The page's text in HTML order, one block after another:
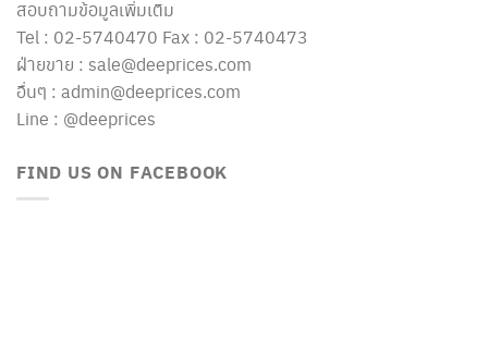
สอบถามข้อมูลเพิ่มเติม
Tel : 02-5740470 Fax : 02-5740473
ฝ่ายขาย : sale@deeprices.com
อื่นๆ : admin@deeprices.com
Line : @deeprices
FIND US ON FACEBOOK